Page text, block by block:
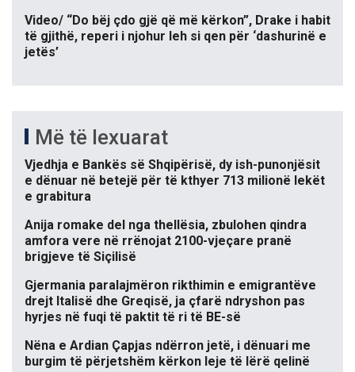
Video/ “Do bëj çdo gjë që më kërkon”, Drake i habit
të gjithë, reperi i njohur leh si qen për ‘dashurinë e
jetës’
Më të lexuarat
Vjedhja e Bankës së Shqipërisë, dy ish-punonjësit
e dënuar në betejë për të kthyer 713 milionë lekët
e grabitura
Anija romake del nga thellësia, zbulohen qindra
amfora vere në rrënojat 2100-vjeçare pranë
brigjeve të Siçilisë
Gjermania paralajmëron rikthimin e emigrantëve
drejt Italisë dhe Greqisë, ja çfarë ndryshon pas
hyrjes në fuqi të paktit të ri të BE-së
Nëna e Ardian Çapjas ndërron jetë, i dënuari me
burgim të përjetshëm kërkon leje të lërë qelinë